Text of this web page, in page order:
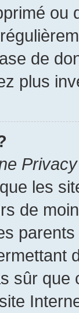
de
plus
les
de
parents
sûr